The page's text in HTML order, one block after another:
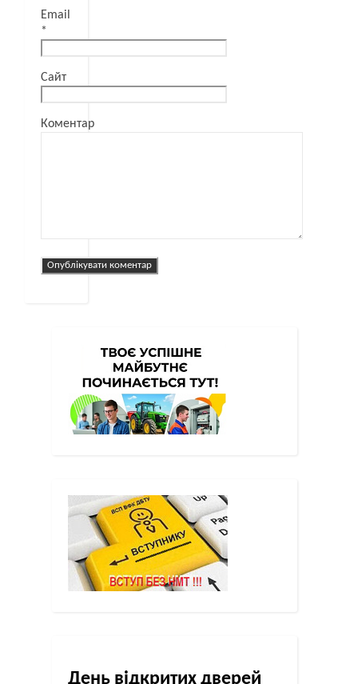
Email
*
Сайт
Коментар
День відкритих дверей